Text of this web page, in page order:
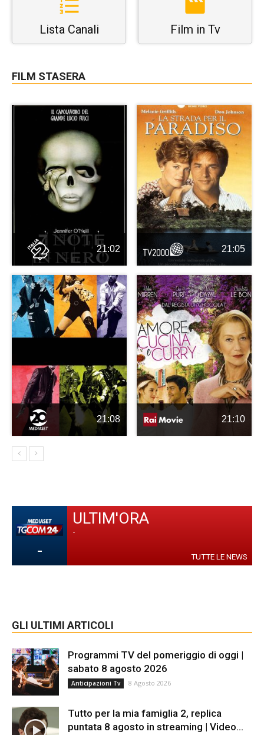
Lista Canali Film in Tv
FILM STASERA
21:02 21:05
21:08 21:10
-
ULTIM'ORA
-
TUTTE LE NEWS
GLI ULTIMI ARTICOLI
Programmi TV del pomeriggio di oggi |
sabato 8 agosto 2026
Anticipazioni Tv 8 Agosto 2026
Tutto per la mia famiglia 2, replica
puntata 8 agosto in streaming | Video...